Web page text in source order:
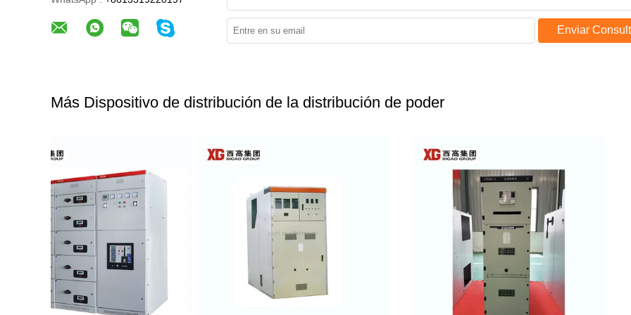
Enviar
Más Dispositivo de distribución de la distribución de poder